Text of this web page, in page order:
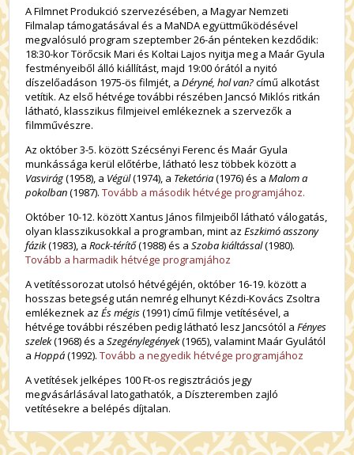
A Filmnet Produkció szervezésében, a Magyar Nemzeti
Filmalap támogatásával és a MaNDA együttműködésével
megvalósuló program szeptember 26-án pénteken kezdődik:
18:30-kor Törőcsik Mari és Koltai Lajos nyitja meg a Maár Gyula
festményeiből álló kiállítást, majd 19:00 órától a nyitó
díszelőadáson 1975-ös filmjét, aDéryné, hol van?című alkotást
vetítik. Az első hétvége további részében Jancsó Miklós ritkán
látható, klasszikus filmjeivel emlékeznek a szervezők a
filmművészre.
Az október 3-5. között Szécsényi Ferenc és Maár Gyula
munkássága kerül előtérbe, látható lesz többek között a
Vasvirág(1958), a Végül(1974), a Teketória(1976) és aMalom a
pokolban(1987).Tovább a második hétvége programjához.
Október 10-12. között Xantus János filmjeiből látható válogatás,
olyan klasszikusokkal a programban, mint azEszkimó asszony
fázik(1983), aRock-térítő(1988) és aSzoba kiáltással(1980).
Tovább a harmadik hétvége programjához
A vetítéssorozat utolsó hétvégéjén, október 16-19. között a
hosszas betegség után nemrég elhunyt Kézdi-Kovács Zsoltra
emlékeznek azÉs mégis(1991) című filmje vetítésével, a
hétvége további részében pedig látható lesz Jancsótól aFényes
szelek(1968) és a Szegénylegények(1965), valamint Maár Gyulától
aHoppá(1992).Tovább a negyedik hétvége programjához
A vetítések jelképes 100 Ft-os regisztrációs jegy
megvásárlásával latogathatók, a Díszteremben zajló
vetítésekre a belépés díjtalan.